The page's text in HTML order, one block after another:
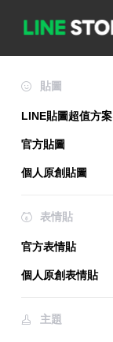
貼圖
LINE貼圖超值方案
官方貼圖
個人原創貼圖
表情貼
官方表情貼
個人原創表情貼
主題